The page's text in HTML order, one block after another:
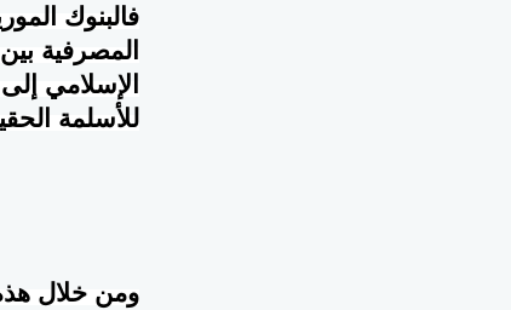
فالبنوك
المصرفية
الإسلامي
للأسلمة
ومن خلال هذه